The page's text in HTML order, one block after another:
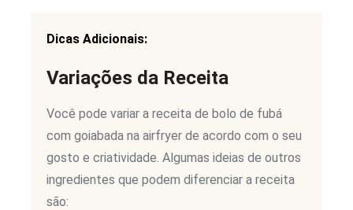
Dicas Adicionais:
Variações da Receita
Você pode variar a receita de bolo de fubá
com goiabada na airfryer de acordo com o seu
gosto e criatividade. Algumas ideias de outros
ingredientes que podem diferenciar a receita
são: